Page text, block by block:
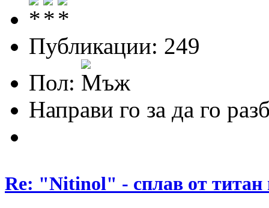
Публикации: 249
Пол:
Направи го за да го
Re: "Nitinol" - сплав от титан